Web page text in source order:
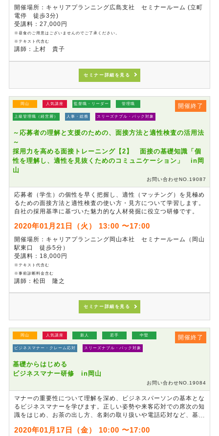
い方にお勧めの研修です。
開催場所：キャリアプランニング広島支社 セミナールーム (立町
電停 徒歩3分)
受講料：27,000円
※昼食のご用意はございませんのでご了承ください。
※テキスト代含む
講師：上村 貴子
セミナー詳細を見る
開催終了
岡山 人気講座 監督職・リーダー 管理職
上級管理職（経営層） 人事・総務 スリーズナブル・パック対象
～応募者の理解と支援のための、面接方法と適性検査の活用法
～
採用力を高める面接トレーニング【2】 面接の基礎知識「個
性を理解し、適性を見抜くためのコミュニケーション」 in岡
山
お問い合わせNO.19087
応募者（学生）の個性を早く把握し、適性（マッチング）を見極め
るための面接方法と適性検査の使い方・見方について学習します。
自社の採用基準に基づいた魅力的な人材発掘に役立つ研修です。
2020年01月21日（火） 13:00 〜17:00
開催場所：キャリアプランニング岡山本社 セミナールーム（岡山
駅東口 徒歩5分）
受講料：18,000円
※テキスト代含む
※事前診断料金含む
講師：松田 隆之
セミナー詳細を見る
開催終了
岡山 人気講座 新人 若手 中堅
ビジネスマナー・クレーム応対 スリーズナブル・パック対象
基礎からはじめる
ビジネスマナー研修 in岡山
お問い合わせNO.19084
マナーの重要性について理解を深め、ビジネスパーソンの基本とな
るビジネスマナーを学びます。正しい姿勢や来客応対での席次の知
識をはじめ、お茶の出し方、名刺の取り扱いや電話応対など、基本
いたマナーでも、年月とともに変化していることがあります。その
2020年01月17日（金） 10:00 〜17:00